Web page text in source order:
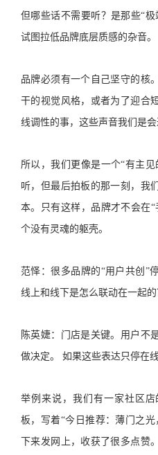
但哪些话不需要听？是那些“
试图拉低品牌底层质感的杂音。
品牌必须有一个自己坚守的核
干的视觉风格，或者为了迎合
线调性的事，这些声音我们是会
所以，我们更像是一个“有主
听，但最后拍板的那一刻，我
本。只有这样，品牌才不会在
个没有灵魂的躯壳。
范怿：很多品牌的“用户共创”
线上和线下是怎么联动在一起的
陈英婕：门店是关键。用户不
做决定。 如果这些表达只停在
举例来说，我们有一家社区
板，写着“今日推荐：薄门之
下来发网上，收获了很多点赞